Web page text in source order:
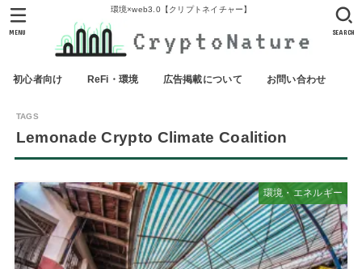
環境×web3.0【クリプトネイチャー】
初心者向け ReFi・環境 広告掲載について お問い合わせ
SEARCH
MENU
Lemonade Crypto Climate Coalition
環境・エネルギー